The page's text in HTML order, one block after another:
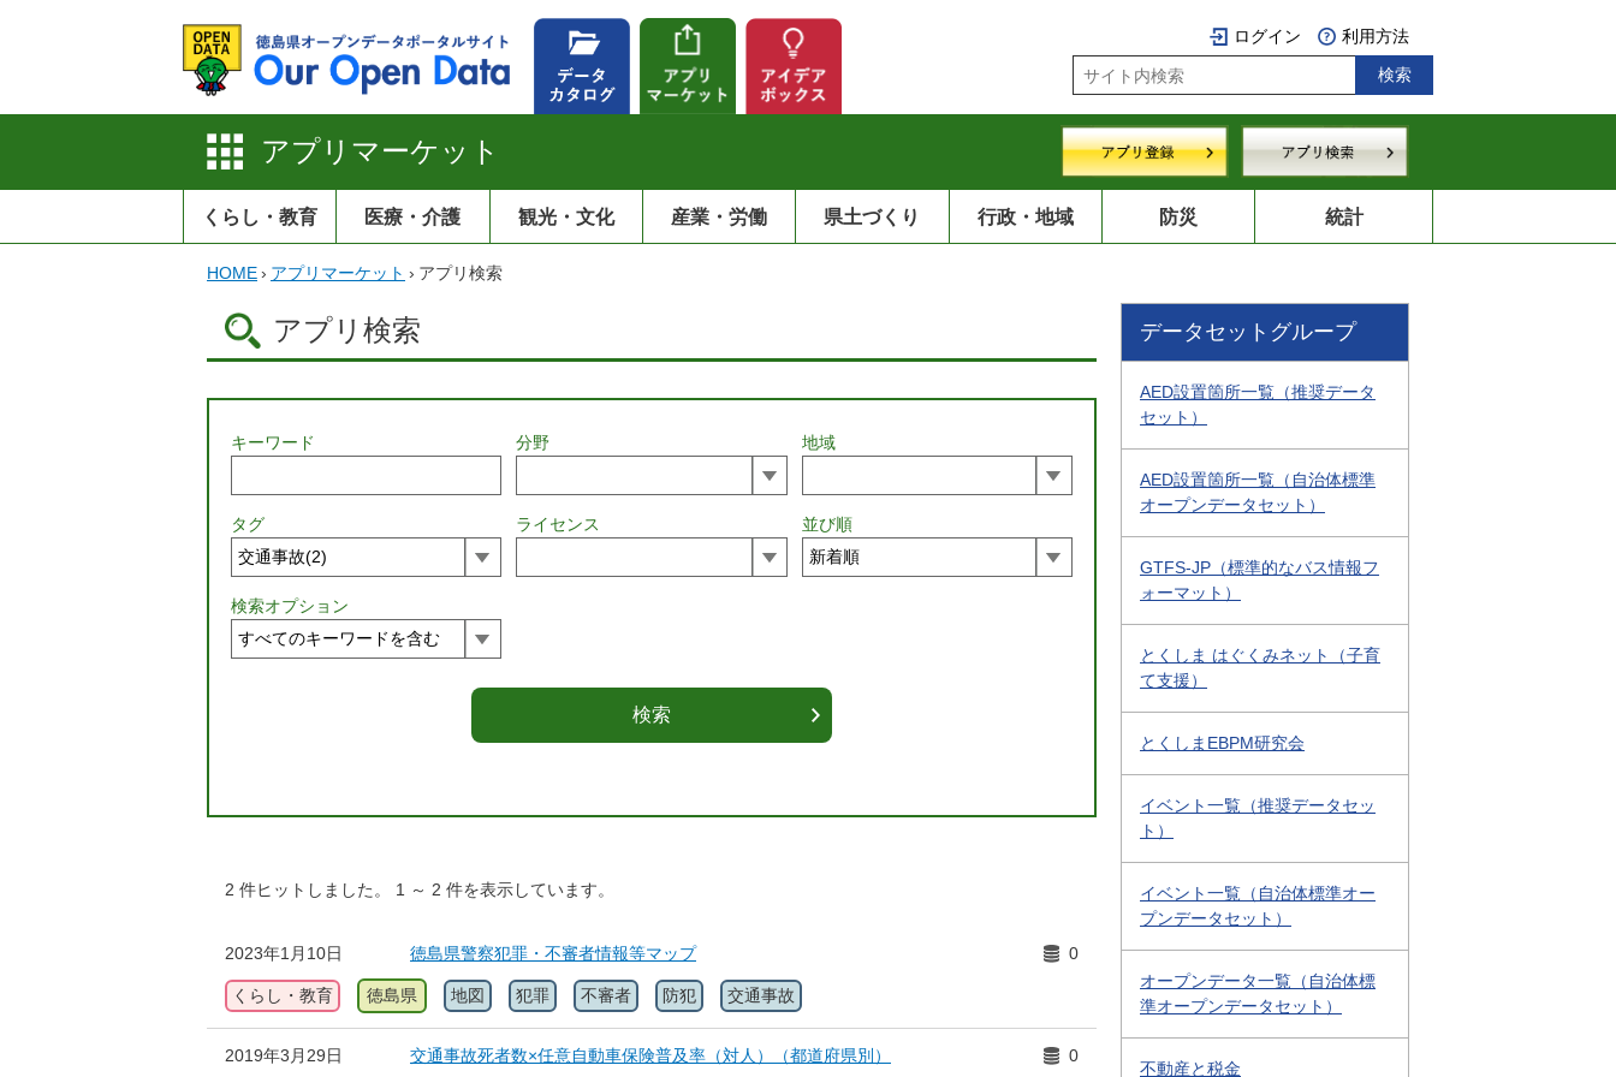
ログイン 利用方法
アプリマーケット
くらし・教育 医療・介護 観光・文化 産業・労働 県土づくり 行政・地域 防災 統計
HOME› アプリマーケット › アプリ検索
アプリ検索
キーワード 分野 地域
タグ ライセンス 並び順
検索オプション
2 件ヒットしました。 1 ～ 2 件を表示しています。
2023年1月10日 徳島県警察犯罪・不審者情報等マップ 0
くらし・教育 徳島県 地図 犯罪 不審者 防犯 交通事故
2019年3月29日 交通事故死者数×任意自動車保険普及率（対人）（都道府県別） 0
データセットグループ
AED設置箇所一覧（推奨データ
セット）
AED設置箇所一覧（自治体標準
オープンデータセット）
GTFS-JP（標準的なバス情報フ
ォーマット）
とくしま はぐくみネット（子育
て支援）
とくしまEBPM研究会
イベント一覧（推奨データセッ
ト）
イベント一覧（自治体標準オー
プンデータセット）
オープンデータ一覧（自治体標
準オープンデータセット）
不動産と税金